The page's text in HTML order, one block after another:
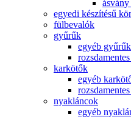
egyedi készítésű
fülbevalók
gyűrűk
egyéb gyűrűk
karkötők
egyéb
nyakláncok
egyéb